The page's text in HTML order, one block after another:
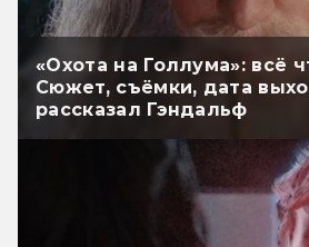
«Охота на Голлума»: всё
Сюжет, съёмки, дата
рассказал Гэндальф